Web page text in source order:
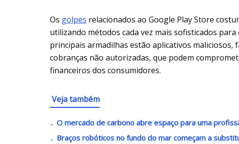
Os golpes relacionados ao Google Play Store
utilizando métodos cada vez mais sofisticados
principais armadilhas estão aplicativos
cobranças não autorizadas, que podem
financeiros dos consumidores.
Veja também
O mercado de carbono abre espaço para uma
Braços robóticos no fundo do mar começam a